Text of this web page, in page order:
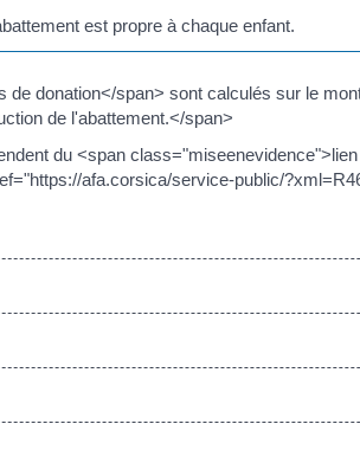
est propre à chaque enfant.
donation</span> sont calculés sur le
de l'abattement.</span>
du <span
afa.corsica/service-public/